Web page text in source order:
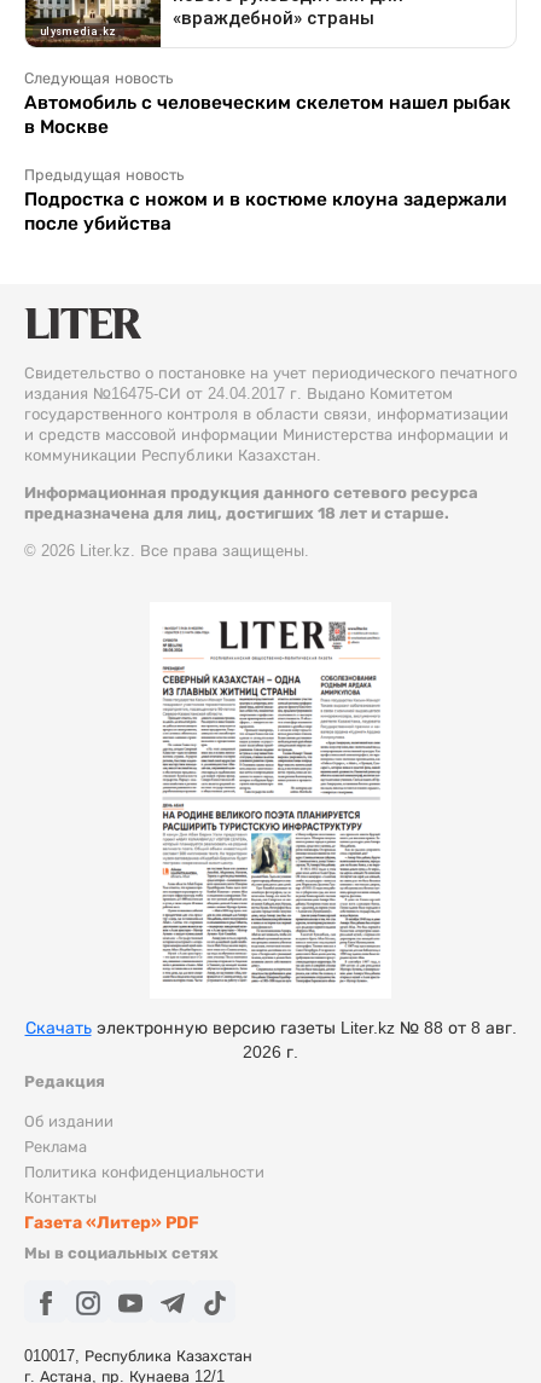
Следующая новость
Автомобиль с человеческим скелетом нашел рыбак
в Москве
Предыдущая новость
Подростка с ножом и в костюме клоуна задержали
после убийства
Свидетельство о постановке на учет периодического печатного
издания №16475-СИ от 24.04.2017 г. Выдано Комитетом
государственного контроля в области связи, информатизации
и средств массовой информации Министерства информации и
коммуникации Республики Казахстан.
Информационная продукция данного сетевого ресурса
предназначена для лиц, достигших 18 лет и старше.
© 2026 Liter.kz. Все права защищены.
Редакция
Об издании
Реклама
Политика конфиденциальности
Контакты
Газета «Литер» PDF
Мы в социальных сетях
010017, Республика Казахстан
г. Астана, пр. Кунаева 12/1
Скачатьэлектронную версию газеты Liter.kz № 88 от 8 авг.
2026 г.